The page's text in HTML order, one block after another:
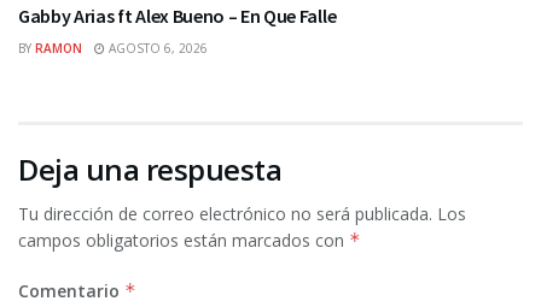
Gabby Arias ft Alex Bueno – En Que Falle
BY RAMON AGOSTO 6, 2026
Deja una respuesta
Tu dirección de correo electrónico no será publicada. Los
campos obligatorios están marcados con *
Comentario *